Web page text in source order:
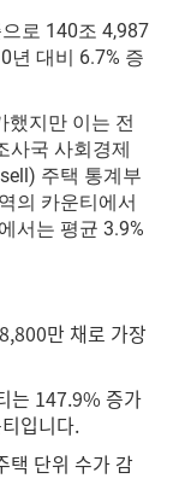
로 140조 4,987
년 대비 6.7% 증
했지만 이는 전
사국 사회경제
주택 통계부
의 카운티에서
서는 평균 3.9%
만 채로 가장
는 147.9% 증가
입니다.
택 단위 수가 감